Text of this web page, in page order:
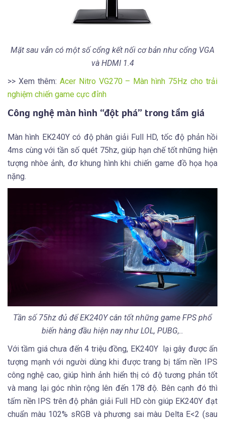
Mặt sau vẫn có một số cổng kết nối cơ bản như cổng VGA
và HDMI 1.4
>> Xem thêm: Acer Nitro VG270 – Màn hình 75Hz cho trải
nghiệm chiến game cực đỉnh
Công nghệ màn hình “đột phá” trong tầm giá
Màn hình EK240Y có độ phân giải Full HD, tốc độ phản hồi
4ms cùng với tần số quét 75hz, giúp hạn chế tốt những hiện
tượng nhòe ảnh, đơ khung hình khi chiến game đồ họa họa
nặng.
Tần số 75hz đủ để EK240Y cân tốt những game FPS phổ
biến hàng đầu hiện nay như LOL, PUBG,..
Với tầm giá chưa đến 4 triệu đồng, EK240Y lại gây được ấn
tượng mạnh với người dùng khi được trang bị tấm nền IPS
công nghệ cao, giúp hình ảnh hiển thị có độ tương phản tốt
và mang lại góc nhìn rộng lên đến 178 độ. Bên cạnh đó thì
tấm nền IPS trên độ phân giải Full HD còn giúp EK240Y đạt
chuẩn màu 102% sRGB và phương sai màu Delta E<2 (sau